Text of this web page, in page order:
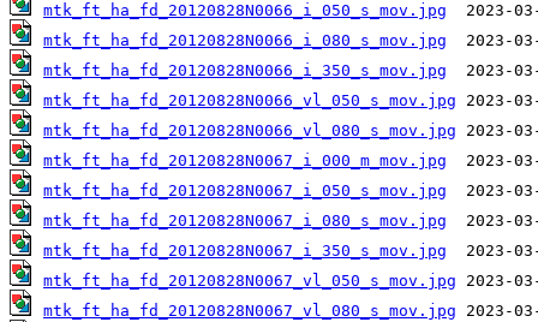
mtk_ft_ha_fd_20120828N0066_i_050_s_mov.jpg
mtk_ft_ha_fd_20120828N0066_i_080_s_mov.jpg
mtk_ft_ha_fd_20120828N0066_i_350_s_mov.jpg
mtk_ft_ha_fd_20120828N0066_vl_050_s_mov.jpg
mtk_ft_ha_fd_20120828N0066_vl_080_s_mov.jpg
mtk_ft_ha_fd_20120828N0067_i_000_m_mov.jpg
mtk_ft_ha_fd_20120828N0067_i_050_s_mov.jpg
mtk_ft_ha_fd_20120828N0067_i_080_s_mov.jpg
mtk_ft_ha_fd_20120828N0067_i_350_s_mov.jpg
mtk_ft_ha_fd_20120828N0067_vl_050_s_mov.jpg
mtk_ft_ha_fd_20120828N0067_vl_080_s_mov.jpg